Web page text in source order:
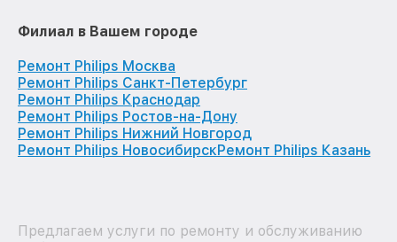
Филиал в Вашем городе
Ремонт Philips Москва
Ремонт Philips Санкт-Петербург
Ремонт Philips Краснодар
Ремонт Philips Ростов-на-Дону
Ремонт Philips Нижний Новгород
Ремонт Philips НовосибирскРемонт Philips Казань
Предлагаем услуги по ремонту и обслуживанию